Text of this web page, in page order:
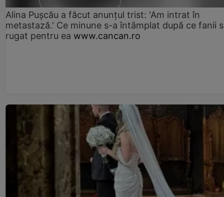
Alina Pușcău a făcut anunțul trist: 'Am intrat în
metastază.' Ce minune s-a întâmplat după ce fanii
rugat pentru ea www.cancan.ro